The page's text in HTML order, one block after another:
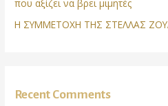
που αξίζει να βρει μιμητές
Η ΣΥΜΜΕΤΟΧΗ ΤΗΣ ΣΤΕΛΛΑΣ
Recent Comments